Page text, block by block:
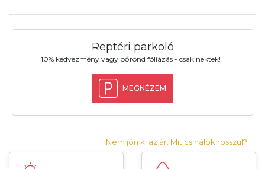
Reptéri parkoló
10% kedvezmény vagy bőrönd fóliázás - csak nektek!
MEGNÉZEM
Nem jön ki az ár. Mit csinálok rosszul?